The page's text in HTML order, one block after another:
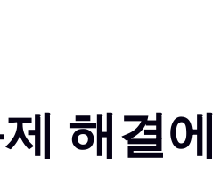
해결에